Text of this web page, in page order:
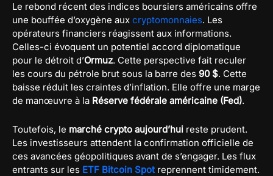
Le rebond récent des indices boursiers américains offre
une bouffée d’oxygène aux cryptomonnaies. Les
opérateurs financiers réagissent aux informations.
Celles-ci évoquent un potentiel accord diplomatique
pour le détroit d’Ormuz. Cette perspective fait reculer
les cours du pétrole brut sous la barre des 90 $. Cette
baisse réduit les craintes d’inflation. Elle offre une marge
de manœuvre à la Réserve fédérale américaine (Fed).
Toutefois, le marché crypto aujourd’hui reste prudent.
Les investisseurs attendent la confirmation officielle de
ces avancées géopolitiques avant de s’engager. Les flux
entrants sur les ETF Bitcoin Spotreprennent timidement.